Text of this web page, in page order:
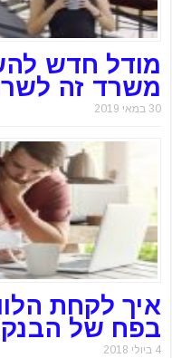
מודל חדש
משרד זה
30 במאי 2019
איך לקחת
בפח של הבנק
4 ביולי 2018